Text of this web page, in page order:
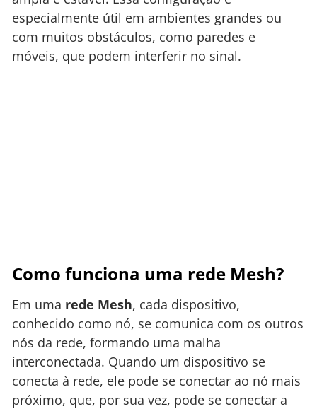
especialmente útil em ambientes grandes ou
com muitos obstáculos, como paredes e
móveis, que podem interferir no sinal.
Como funciona uma rede Mesh?
Em uma rede Mesh, cada dispositivo,
conhecido como nó, se comunica com os outros
nós da rede, formando uma malha
interconectada. Quando um dispositivo se
conecta à rede, ele pode se conectar ao nó mais
próximo, que, por sua vez, pode se conectar a